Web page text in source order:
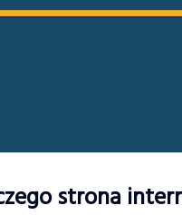
strona